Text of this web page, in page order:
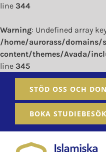
line 344
Warning: Undefined array
/home/aurorass/domains/
content/themes/Avada/
line 345
Fortsätt
innehållet
STÖD OSS OCH
BOKA STUDIEBESÖK